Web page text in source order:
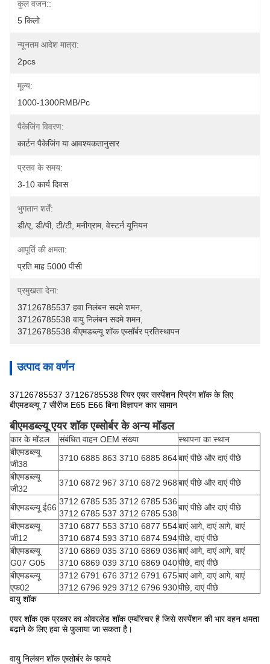
कुल वजन::
5 किलो
न्यूनतम आदेश मात्रा:
2pcs
मूल्य:
1000-1300RMB/Pc
पैकेजिंग विवरण:
कार्टन पैकेजिंग या आवश्यकतानुसार
प्रसव के समय:
3-10 कार्य दिवस
भुगतान शर्तें:
डी/ए, डी/पी, टी/टी, मनीग्राम, वेस्टर्न यूनियन
आपूर्ति की क्षमता:
प्रति माह 5000 पीसी
प्रमुखता देना:
37126785537 हवा निलंबन सदमे शमन
37126785538 वायु निलंबन सदमे शमन
37126785538 बीएमडब्ल्यू शॉक एब्सॉर्बर प्रतिस्थापन
उत्पाद का वर्णन
37126785537 37126785538 रियर एयर सस्पेंशन स्प्रिंग शॉक के लिए
बीएमडब्ल्यू 7 सीरीज E65 E66 बिना विज्ञापन कार सामान
बीएमडब्ल्यू एयर शॉक एब्सोर्बर के अन्य मॉडल
कार के मॉडल संबंधित वाहन OEM संख्या
स्थापना का स्थान
बीएमडब्ल्यू
जी38
3710 6885 863 3710 6885 864बाएं पीछे और दाएं पीछे
बीएमडब्ल्यू
जी32
3710 6872 967 3710 6872 968बाएं पीछे और दाएं पीछे
बीएमडब्ल्यू ई66
3712 6785 535 3712 6785 536
3712 6785 537 3712 6785 538
बाएं पीछे और दाएं पीछे
बीएमडब्ल्यू
जी12
3710 6877 553 3710 6877 554
3710 6874 593 3710 6874 594
बाएं आगे, दाएं आगे, बाएं
पीछे, दाएं पीछे
बीएमडब्ल्यू
G07 G05
3710 6869 035 3710 6869 036
3710 6869 039 3710 6869 040
बाएं आगे, दाएं आगे, बाएं
पीछे, दाएं पीछे
बीएमडब्ल्यू
एफ02
3712 6791 676 3712 6791 675
3712 6796 929 3712 6796 930
बाएं आगे, दाएं आगे, बाएं
पीछे, दाएं पीछे
वायु शॉक
एयर शॉक एक प्रकार का ओवरलेड शॉक एम्बॉस्चर है जिसे सस्पेंशन की भार वहन क्षमता
बढ़ाने के लिए हवा से फुलाया जा सकता है।
वायु निलंबन शॉक एब्सोर्बर के फायदे